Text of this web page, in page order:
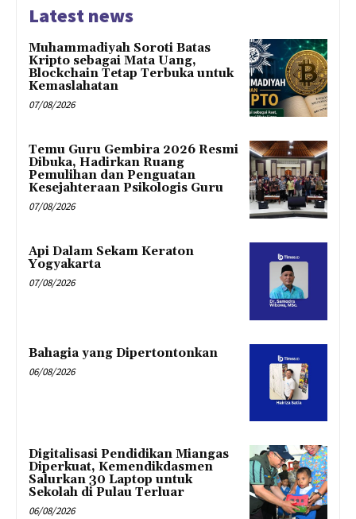
Latest news
Muhammadiyah Soroti Batas
Kripto sebagai Mata Uang,
Blockchain Tetap Terbuka untuk
Kemaslahatan
07/08/2026
Temu Guru Gembira 2026 Resmi
Dibuka, Hadirkan Ruang
Pemulihan dan Penguatan
Kesejahteraan Psikologis Guru
07/08/2026
Api Dalam Sekam Keraton
Yogyakarta
07/08/2026
Bahagia yang Dipertontonkan
06/08/2026
Digitalisasi Pendidikan Miangas
Diperkuat, Kemendikdasmen
Salurkan 30 Laptop untuk
Sekolah di Pulau Terluar
06/08/2026